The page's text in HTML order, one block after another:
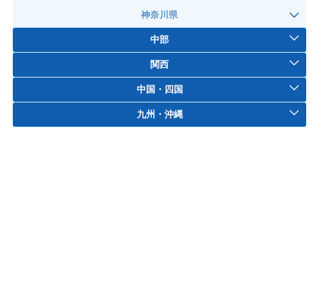
神奈川県
中部
関西
中国・四国
九州・沖縄